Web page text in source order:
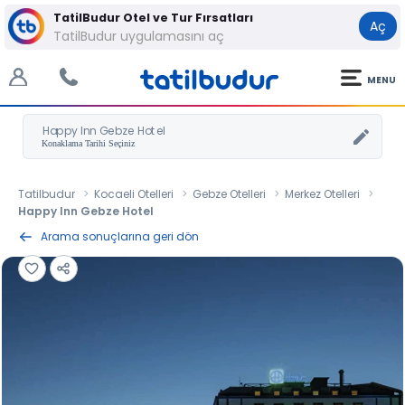
TatilBudur Otel ve Tur Fırsatları
TatilBudur uygulamasını aç
Aç
MENU
Happy Inn Gebze Hotel
Tatilbudur Kocaeli Otelleri Gebze Otelleri
Merkez Otelleri
Happy Inn Gebze Hotel
Arama sonuçlarına geri dön